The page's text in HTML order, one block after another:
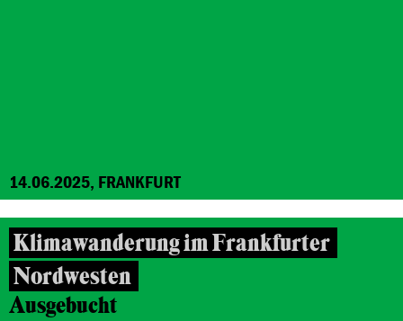
14.06.2025, FRANKFURT
Klimawanderung im Frankfurter
Nordwesten
Ausgebucht